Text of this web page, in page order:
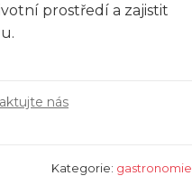
prostředí a zajistit
nás
Kategorie: gastronomie